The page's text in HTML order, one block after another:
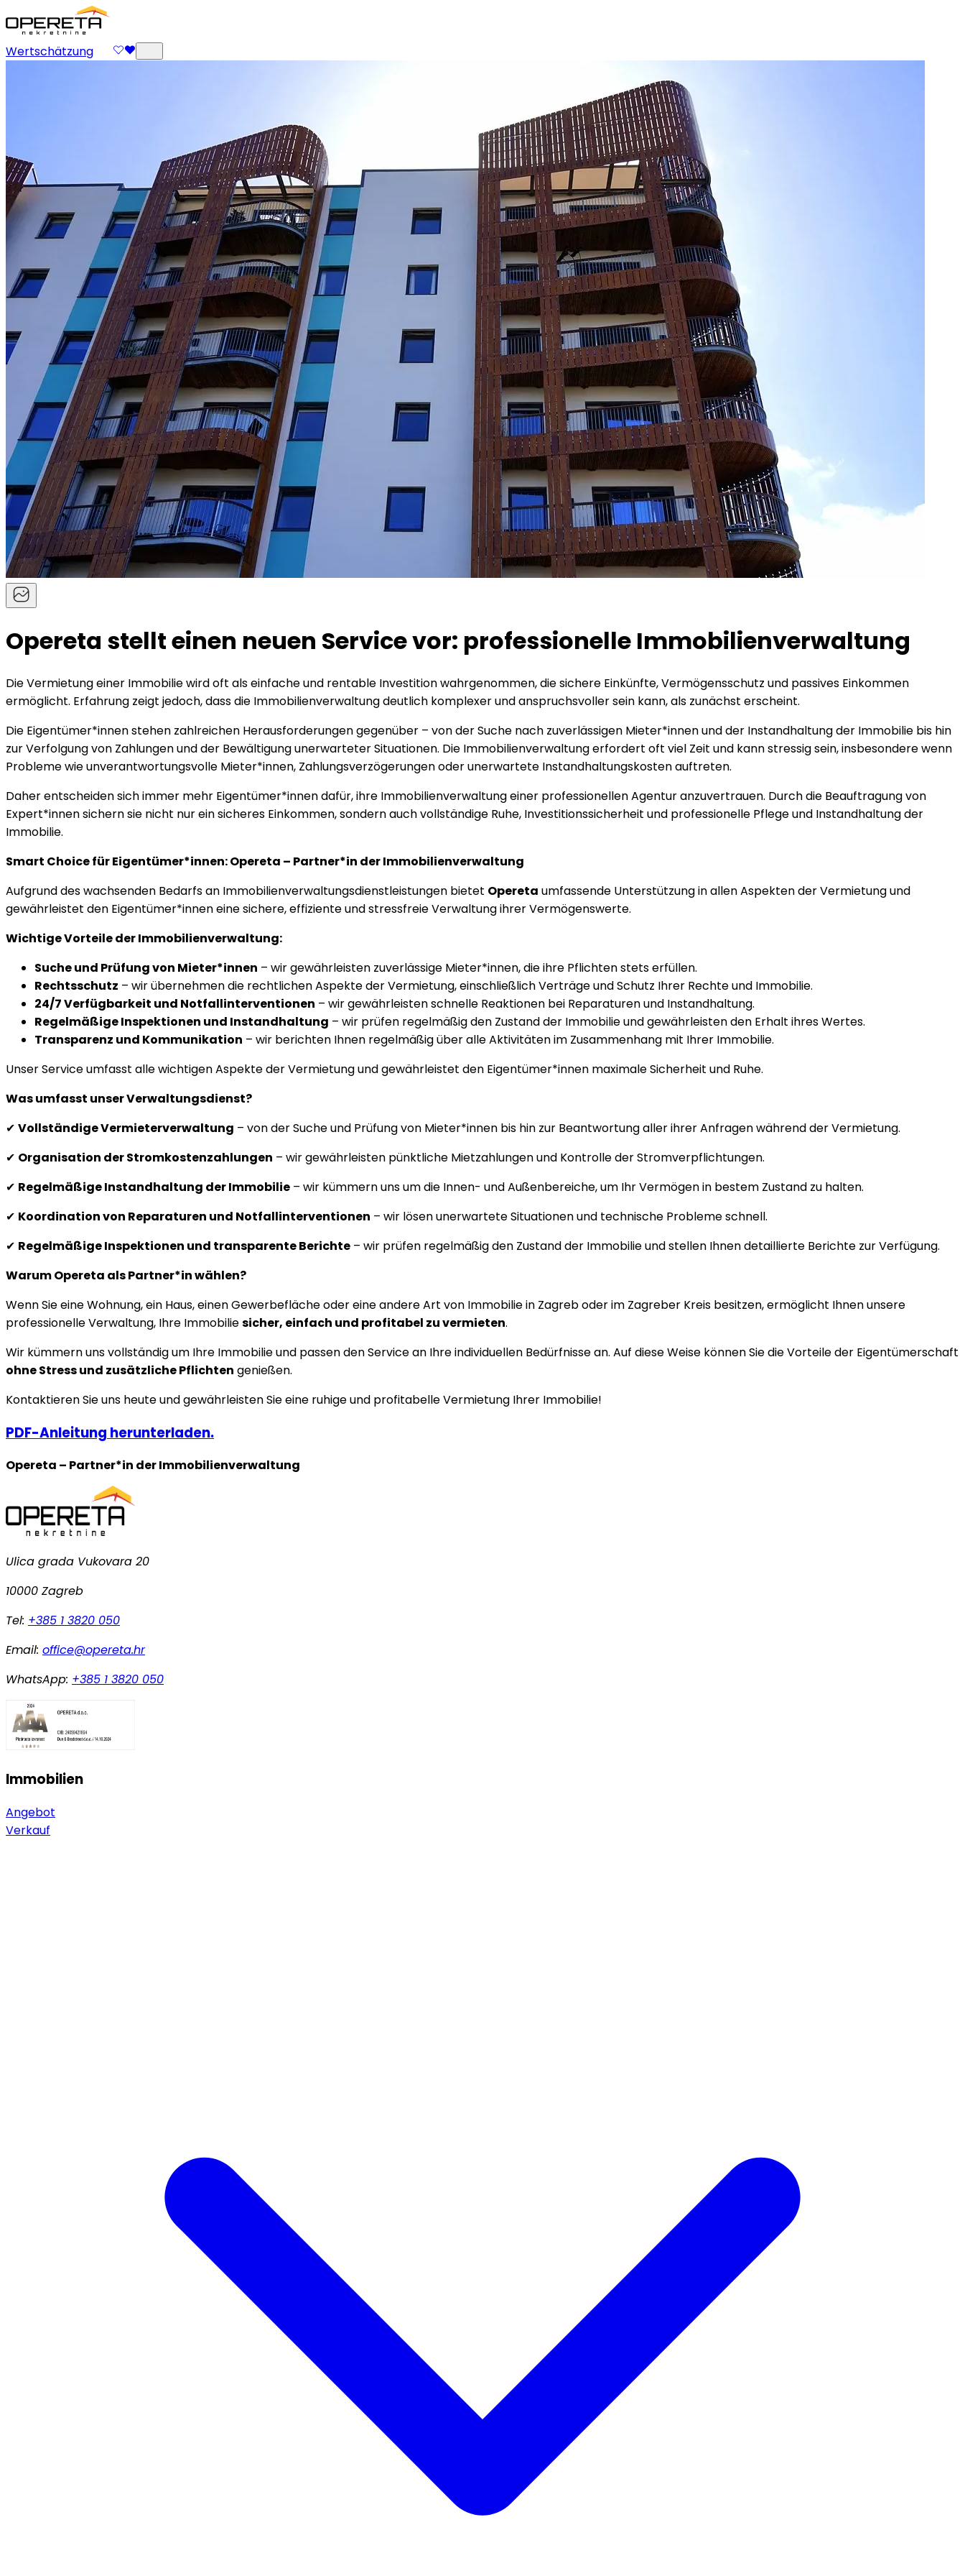
Wertschätzung
Opereta stellt einen neuen Service vor: professionelle Immobilienverwaltung
Die Vermietung einer Immobilie wird oft als einfache und rentable Investition wahrgenommen, die sichere Einkünfte, Vermögensschutz und passives Einkommen
ermöglicht. Erfahrung zeigt jedoch, dass die Immobilienverwaltung deutlich komplexer und anspruchsvoller sein kann, als zunächst erscheint.
Die Eigentümer*innen stehen zahlreichen Herausforderungen gegenüber – von der Suche nach zuverlässigen Mieter*innen und der Instandhaltung der Immobilie bis hin
zur Verfolgung von Zahlungen und der Bewältigung unerwarteter Situationen. Die Immobilienverwaltung erfordert oft viel Zeit und kann stressig sein, insbesondere wenn
Probleme wie unverantwortungsvolle Mieter*innen, Zahlungsverzögerungen oder unerwartete Instandhaltungskosten auftreten.
Daher entscheiden sich immer mehr Eigentümer*innen dafür, ihre Immobilienverwaltung einer professionellen Agentur anzuvertrauen. Durch die Beauftragung von
Expert*innen sichern sie nicht nur ein sicheres Einkommen, sondern auch vollständige Ruhe, Investitionssicherheit und professionelle Pflege und Instandhaltung der
Immobilie.
Smart Choice für Eigentümer*innen: Opereta – Partner*in der Immobilienverwaltung
Aufgrund des wachsenden Bedarfs an Immobilienverwaltungsdienstleistungen bietet Opereta umfassende Unterstützung in allen Aspekten der Vermietung und
gewährleistet den Eigentümer*innen eine sichere, effiziente und stressfreie Verwaltung ihrer Vermögenswerte.
Wichtige Vorteile der Immobilienverwaltung:
Suche und Prüfung von Mieter*innen – wir gewährleisten zuverlässige Mieter*innen, die ihre Pflichten stets erfüllen.
Rechtsschutz – wir übernehmen die rechtlichen Aspekte der Vermietung, einschließlich Verträge und Schutz Ihrer Rechte und Immobilie.
24/7 Verfügbarkeit und Notfallinterventionen – wir gewährleisten schnelle Reaktionen bei Reparaturen und Instandhaltung.
Regelmäßige Inspektionen und Instandhaltung – wir prüfen regelmäßig den Zustand der Immobilie und gewährleisten den Erhalt ihres Wertes.
Transparenz und Kommunikation – wir berichten Ihnen regelmäßig über alle Aktivitäten im Zusammenhang mit Ihrer Immobilie.
Unser Service umfasst alle wichtigen Aspekte der Vermietung und gewährleistet den Eigentümer*innen maximale Sicherheit und Ruhe.
Was umfasst unser Verwaltungsdienst?
✔ Vollständige Vermieterverwaltung – von der Suche und Prüfung von Mieter*innen bis hin zur Beantwortung aller ihrer Anfragen während der Vermietung.
✔ Organisation der Stromkostenzahlungen – wir gewährleisten pünktliche Mietzahlungen und Kontrolle der Stromverpflichtungen.
✔ Regelmäßige Instandhaltung der Immobilie – wir kümmern uns um die Innen- und Außenbereiche, um Ihr Vermögen in bestem Zustand zu halten.
✔ Koordination von Reparaturen und Notfallinterventionen – wir lösen unerwartete Situationen und technische Probleme schnell.
✔ Regelmäßige Inspektionen und transparente Berichte – wir prüfen regelmäßig den Zustand der Immobilie und stellen Ihnen detaillierte Berichte zur Verfügung.
Warum Opereta als Partner*in wählen?
Wenn Sie eine Wohnung, ein Haus, einen Gewerbefläche oder eine andere Art von Immobilie in Zagreb oder im Zagreber Kreis besitzen, ermöglicht Ihnen unsere
professionelle Verwaltung, Ihre Immobiliesicher, einfach und profitabel zu vermieten.
Wir kümmern uns vollständig um Ihre Immobilie und passen den Service an Ihre individuellen Bedürfnisse an. Auf diese Weise können Sie die Vorteile der Eigentümerschaft
ohne Stress und zusätzliche Pflichten genießen.
Kontaktieren Sie uns heute und gewährleisten Sie eine ruhige und profitabelle Vermietung Ihrer Immobilie!
PDF-Anleitung herunterladen.
Opereta – Partner*in der Immobilienverwaltung
Ulica grada Vukovara 20
10000 Zagreb
Tel: +385 1 3820 050
Email: office@opereta.hr
WhatsApp: +385 1 3820 050
Immobilien
Angebot
Verkauf